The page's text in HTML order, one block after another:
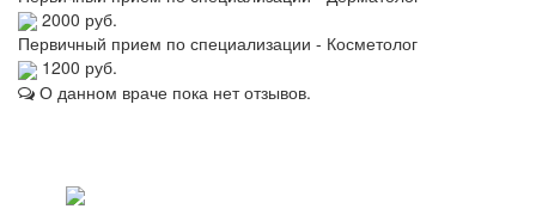
2000 руб.
Первичный прием по специализации - Косметолог
1200 руб.
О данном враче пока нет отзывов.